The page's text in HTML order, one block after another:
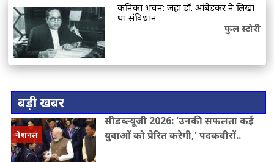
कनिका भवन: जहां डॉ. आंबेडकर ने लिखा
था संविधान
फुल स्टोरी
बड़ी खबर
नेशनल
सीडब्ल्यूजी 2026: 'उनकी सफलता कई
युवाओं को प्रेरित करेगी,' पदकवीरों..